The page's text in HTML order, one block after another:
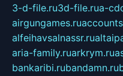
3-d-file.ru3d-file.rua-
airgungames.ru
alfeihavsalnassr.ru
aria-family.ruarkrym.ru
bankaribi.rubandamn.ru